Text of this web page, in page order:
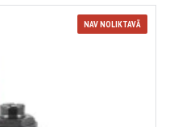
NAV NOLIKTAVĀ